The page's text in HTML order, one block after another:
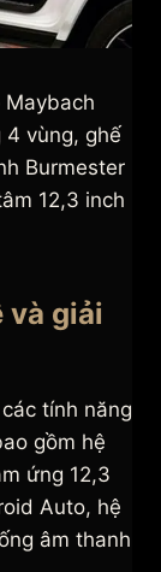
vùng, ghế
Burmester
12,3 inch
và giải
tính năng
gồm hệ
ứng 12,3
Auto, hệ
âm thanh